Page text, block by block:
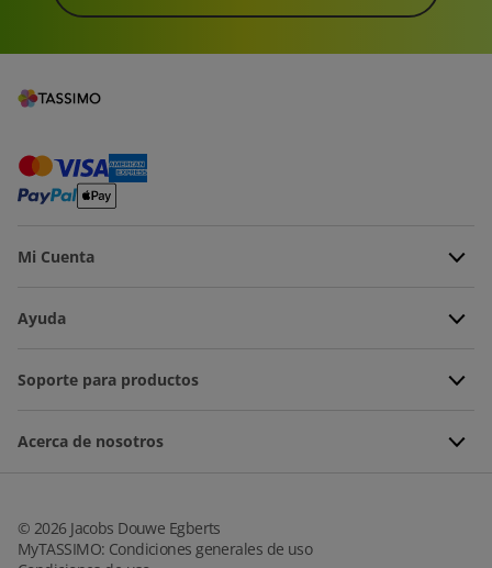
Mi Cuenta
Ayuda
Soporte para productos
Acerca de nosotros
© 2026Jacobs Douwe Egberts
MyTASSIMO: Condiciones generales de uso